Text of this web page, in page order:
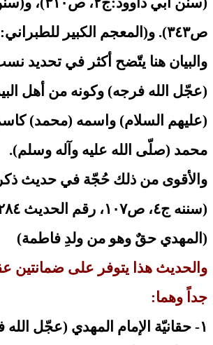
ص٣٤٣). و(المعجم الكبير للطبراني: ج١٠، ص١٣٤).
والبيان هنا يتّضح أكثر في تحديد
(عجّل الله فرجه) وكونه من أهل
(عليهم السلام) واسمه (محمد)
محمد (صلّى الله عليه وآله وسلم).
والأقوى من ذلك حُجّة في حديث
(سننه ج٤، ص١٠٧، رقم الحديث ٤٢٨٤).
(المهدي حقٌ وهو من ولدِ فاطمة)
والحديث هذا يتوفر على ضمانتين
جداً وهما:
١- حقانيّة الإمام المهدي (عجّل